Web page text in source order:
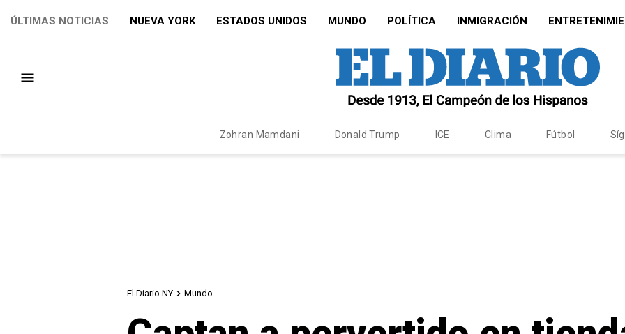
ÚLTIMAS NOTICIAS NUEVA YORK ESTADOS UNIDOS MUNDO POLÍTICA INMIGRACIÓN
Zohran Mamdani Donald Trump ICE Clima Fútbol
El Diario NY Mundo